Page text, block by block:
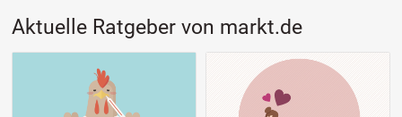
Aktuelle Ratgeber von markt.de